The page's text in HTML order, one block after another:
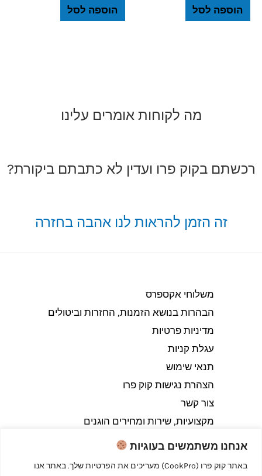
אנחנו משתמשים בעוגיות
באתר קוק פרו (CookPro) מעריכים את הפרטיות שלך. באתר אנו
הוספה לסל הוספה לסל
מה לקוחות אומרים עלינו
רכשתם בקוק פרו ועדין לא כתבתם ביקורת?
זה הזמן להראות לנו אהבה בחזרה
משלוחי אקספרס
הבהרות בנושא הזמנות, החזרות וביטולים​
מדיניות פרטיות
עגלת קניות
תנאי שימוש
הצהרת נגישות קוק פרו
צור קשר
מקצועיות, שירות ומחירים הוגנים